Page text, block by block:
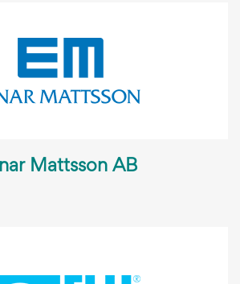
Mattsson AB